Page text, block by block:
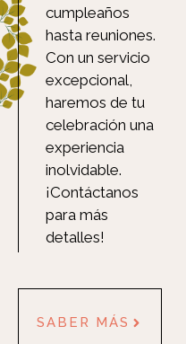
cumpleaños
hasta reuniones.
Con un servicio
excepcional,
haremos de tu
celebración una
experiencia
inolvidable.
¡Contáctanos
para más
detalles!
SABER MÁS